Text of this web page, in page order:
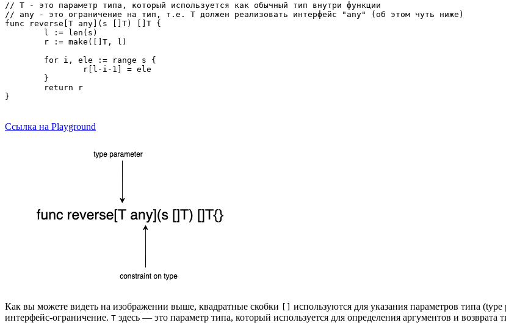
// T - это параметр типа, который используется как обычный тип внутри функции
// any - это ограничение на тип, т.е. T должен реализовать интерфейс "any" (об этом чуть ниже)
func reverse[T any](s []T) []T {
        l := len(s)
        r := make([]T, l)
        for i, ele := range s {
                r[l-i-1] = ele
        }
        return r
}
Ссылка на Playground
Как вы можете видеть на изображении выше, квадратные скобки
используются для указания параметров типа
интерфейс-ограничение. Т здесь — это параметр типа, который используется для определения аргументов и возврата